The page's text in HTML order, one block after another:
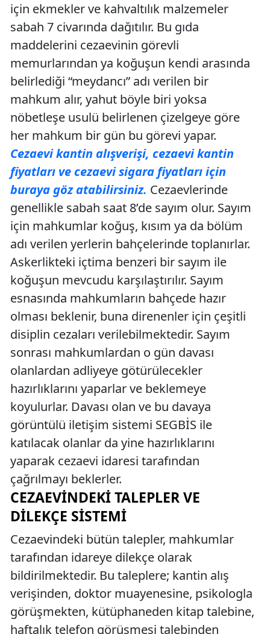
için ekmekler ve kahvaltılık malzemeler
sabah 7 civarında dağıtılır. Bu gıda
maddelerini cezaevinin görevli
memurlarından ya koğuşun kendi arasında
belirlediği “meydancı” adı verilen bir
mahkum alır, yahut böyle biri yoksa
nöbetleşe usulü belirlenen çizelgeye göre
her mahkum bir gün bu görevi yapar.
Cezaevi kantin alışverişi, cezaevi kantin
fiyatları ve cezaevi sigara fiyatları için
buraya göz atabilirsiniz. Cezaevlerinde
genellikle sabah saat 8’de sayım olur. Sayım
için mahkumlar koğuş, kısım ya da bölüm
adı verilen yerlerin bahçelerinde toplanırlar.
Askerlikteki içtima benzeri bir sayım ile
koğuşun mevcudu karşılaştırılır. Sayım
esnasında mahkumların bahçede hazır
olması beklenir, buna direnenler için çeşitli
disiplin cezaları verilebilmektedir. Sayım
sonrası mahkumlardan o gün davası
olanlardan adliyeye götürülecekler
hazırlıklarını yaparlar ve beklemeye
koyulurlar. Davası olan ve bu davaya
görüntülü iletişim sistemi SEGBİS ile
katılacak olanlar da yine hazırlıklarını
yaparak cezaevi idaresi tarafından
çağrılmayı beklerler.
CEZAEVINDEKI TALEPLER VE
DILEKÇE SISTEMI
Cezaevindeki bütün talepler, mahkumlar
tarafından idareye dilekçe olarak
bildirilmektedir. Bu taleplere; kantin alış
verişinden, doktor muayenesine, psikologla
görüşmekten, kütüphaneden kitap talebine,
haftalık telefon görüşmesi talebinden